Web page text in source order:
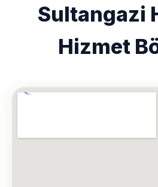
Sultangazi
Hizmet